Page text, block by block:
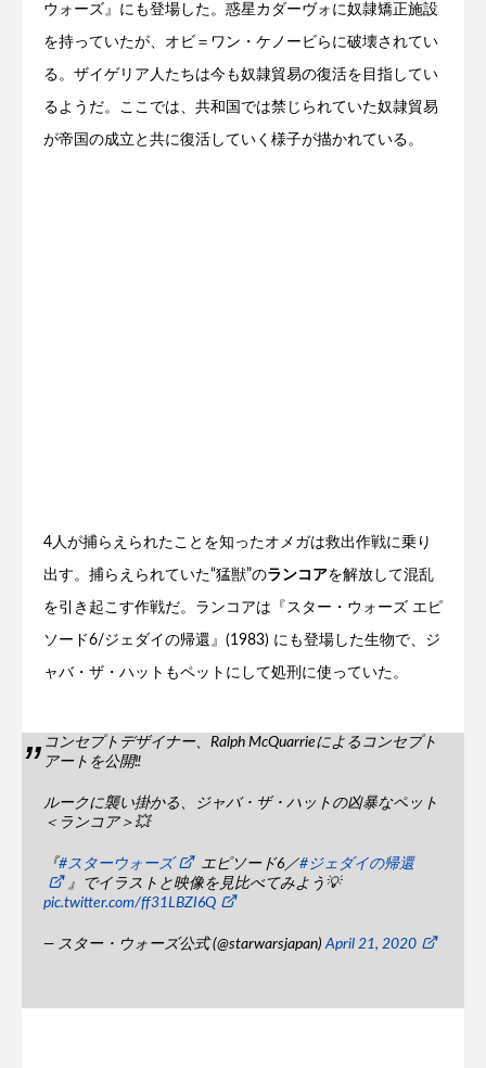
ウォーズ』にも登場した。惑星カダーヴォに奴隷矯正施設
を持っていたが、オビ＝ワン・ケノービらに破壊されてい
る。ザイゲリア人たちは今も奴隷貿易の復活を目指してい
るようだ。ここでは、共和国では禁じられていた奴隷貿易
が帝国の成立と共に復活していく様子が描かれている。
4人が捕らえられたことを知ったオメガは救出作戦に乗り
出す。捕らえられていた“猛獣”のランコアを解放して混乱
を引き起こす作戦だ。ランコアは『スター・ウォーズ エピ
ソード6/ジェダイの帰還』(1983) にも登場した生物で、ジ
ャバ・ザ・ハットもペットにして処刑に使っていた。
コンセプトデザイナー、Ralph McQuarrieによるコンセプト
アートを公開‼️
ルークに襲い掛かる、ジャバ・ザ・ハットの凶暴なペット
＜ランコア＞💥
『#スターウォーズ エピソード6／#ジェダイの帰還
』でイラストと映像を見比べてみよう💡
pic.twitter.com/ff31LBZI6Q
— スター・ウォーズ公式 (@starwarsjapan)April 21, 2020